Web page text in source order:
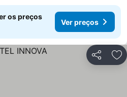
os preços
Ver preços
Partilhar